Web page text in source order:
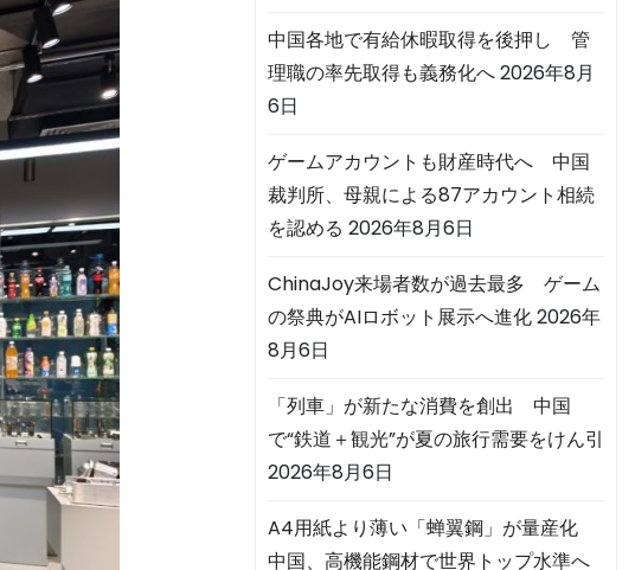
中国各地で有給休暇取得を後押し 管
理職の率先取得も義務化へ2026年8月
6日
ゲームアカウントも財産時代へ 中国
裁判所、母親による87アカウント相続
を認める 2026年8月6日
ChinaJoy来場者数が過去最多 ゲーム
の祭典がAIロボット展示へ進化2026年
8月6日
「列車」が新たな消費を創出 中国
で“鉄道＋観光”が夏の旅行需要をけん引
2026年8月6日
A4用紙より薄い「蝉翼鋼」が量産化
中国、高機能鋼材で世界トップ水準へ